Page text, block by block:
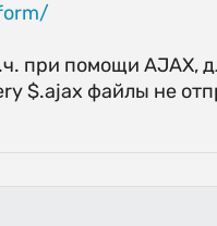
при помощи AJAX,
$.ajax файлы не